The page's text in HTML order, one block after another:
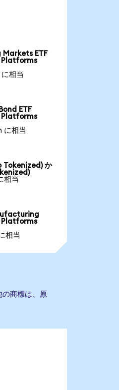
Markets ETF
Platforms
相当
ETF
Platforms
に相当
Tokenized) か
相当
Platforms
相当
商標は、原